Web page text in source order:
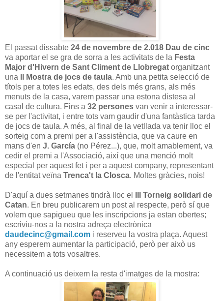
El passat dissabte 24 de novembre de 2.018 Dau de cinc
va aportar el se gra de sorra a les activitats de la Festa
Major d'Hivern de Sant Climent de Llobregat organitzant
una
II Mostra de jocs de taula. Amb una petita selecció de
títols per a totes les edats, des dels més grans, als més
menuts de la casa, varem passar una estona distesa al
casal de cultura. Fins a 32 persones van venir a interessar-
se per l'activitat, i entre tots vam gaudir d'una fantàstica tarda
de jocs de taula. A més, al final de la vetllada va tenir lloc el
sorteig com a premi per a l'assistència, que va caure en
mans d'en J. García (no Pérez...), que, molt amablement, va
cedir el premi a l'Associació, així que una menció molt
especial per aquest fet i per a aquest company, representant
de l'entitat veïna Trenca't la Closca. Moltes gràcies, nois!
D'aquí a dues setmanes tindrà lloc el
III Torneig solidari de
Catan. En breu publicarem un post al respecte, però sí que
volem que sapigueu que les inscripcions ja estan obertes;
escriviu-nos a la nostra adreça electrònica
daudecinc@gmail.com i reserveu la vostra plaça. Aquest
any esperem aumentar la participació, però per això us
necessitem a tots vosaltres.
A continuació us deixem la resta d'imatges de la mostra: